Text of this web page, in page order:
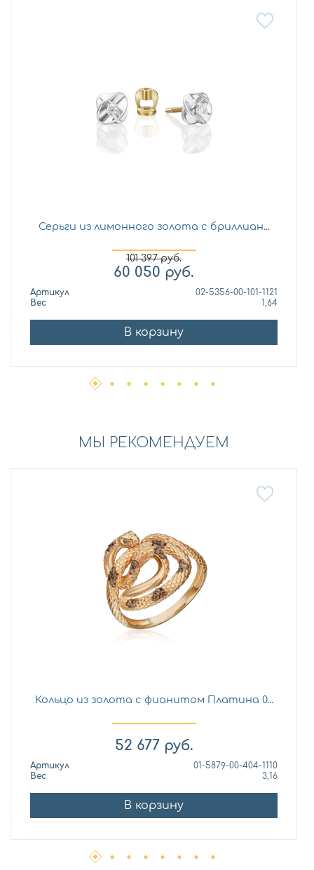
Серьги из лимонного золота с бриллиан...
101 397руб.
60 050 руб.
Артикул
02-5356-00-101-1121
Вес
1,64
В корзину
МЫ РЕКОМЕНДУЕМ
Кольцо из золота с фианитом Платина 0...
52 677 руб.
Артикул
01-5879-00-404-1110
Вес
3,16
В корзину